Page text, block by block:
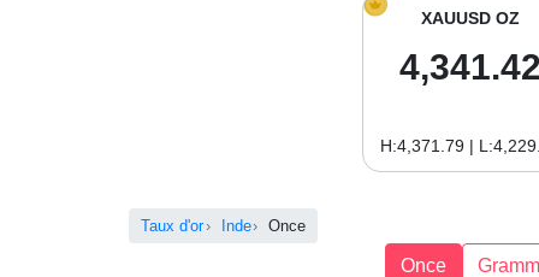
XAUUSD OZ
H:4,371.79 |
Taux d'or Inde Once
Once